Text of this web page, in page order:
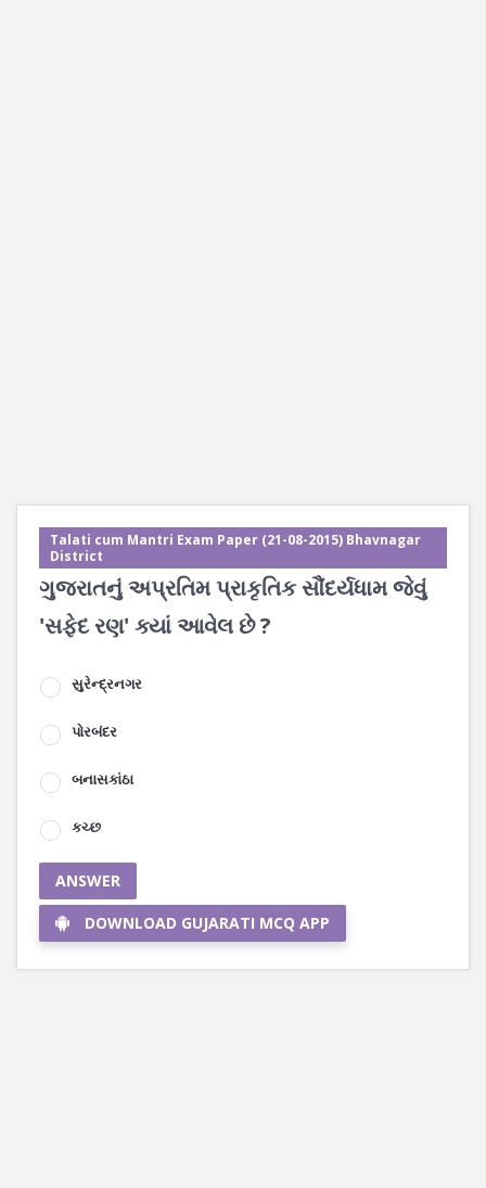
Talati cum Mantri Exam Paper (21-08-2015) Bhavnagar
District
ગુજરાતનું અપ્રતિમ પ્રાકૃતિક સૌંદર્યધામ જેવું
'સફેદ રણ' ક્યાં આવેલ છે ?
સુરેન્દ્રનગર
પોરબંદર
બનાસકાંઠા
કચ્છ
ANSWER
DOWNLOAD GUJARATI MCQ APP